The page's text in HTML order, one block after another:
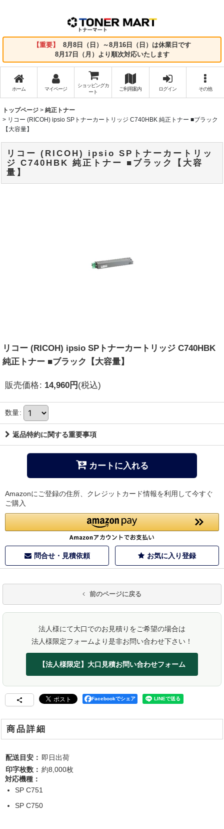
【重要】
8月8日（日）～8月16日（日）は休業日です
8月17日（月）より順次対応いたします
ホーム マイページ
ショッピングカ
ート
ご利用案内 ログイン その他
トップページ > 純正トナー
> リコー (RICOH) ipsio SPトナーカートリッジ C740HBK 純正トナー ■ブラック
【大容量】
リコー (RICOH) ipsio SPトナーカートリッ
ジ C740HBK 純正トナー ■ブラック【大容
量】
リコー (RICOH) ipsio SPトナーカートリッジ C740HBK
純正トナー ■ブラック【大容量】
販売価格: 14,960円 (税込)
数量:
返品特約に関する重要事項
カートに入れる
Amazonにご登録の住所、クレジットカード情報を利用して今すぐ
ご購入
問合せ・見積依頼 お気に入り登録
前のページに戻る
法人様にて大口でのお見積りをご希望の場合は
法人様限定フォームより是非お問い合わせ下さい！
【法人様限定】大口見積お問い合わせフォーム
Facebookでシェア
商品詳細
配送目安： 即日出荷
印字枚数： 約8,000枚
対応機種：
SP C751
SP C750